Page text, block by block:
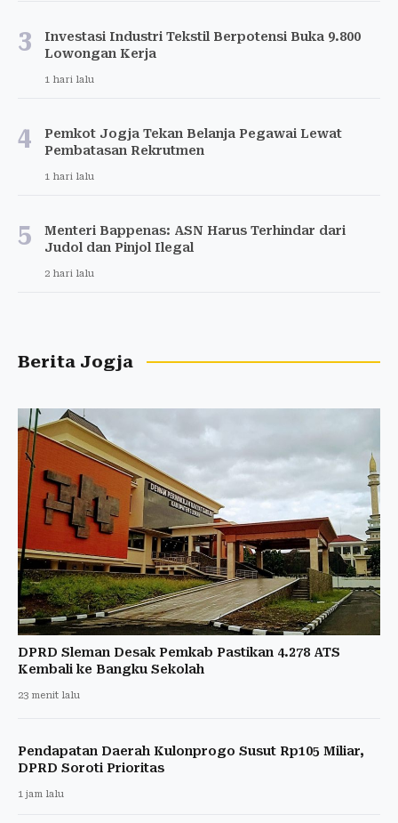
3
Investasi Industri Tekstil Berpotensi Buka 9.800
Lowongan Kerja
1 hari lalu
4
Pemkot Jogja Tekan Belanja Pegawai Lewat
Pembatasan Rekrutmen
1 hari lalu
5
Menteri Bappenas: ASN Harus Terhindar dari
Judol dan Pinjol Ilegal
2 hari lalu
Berita Jogja
DPRD Sleman Desak Pemkab Pastikan 4.278 ATS
Kembali ke Bangku Sekolah
23 menit lalu
Pendapatan Daerah Kulonprogo Susut Rp105 Miliar,
DPRD Soroti Prioritas
1 jam lalu